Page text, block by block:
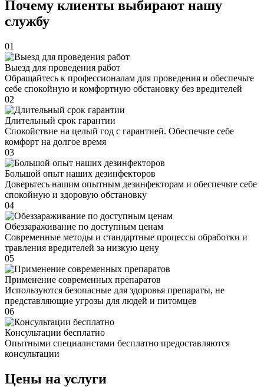
Почему клиенты выбирают нашу
службу
01
Выезд для проведения работ
Обращайтесь к профессионалам для проведения и обеспечьте
себе спокойную и комфортную обстановку без вредителей
02
Длительный срок гарантии
Спокойствие на целый год с гарантией. Обеспечьте себе
комфорт на долгое время
03
Большой опыт наших дезинфекторов
Доверьтесь нашим опытным дезинфекторам и обеспечьте себе
спокойную и здоровую обстановку
04
Обеззараживание по доступным ценам
Современные методы и стандартные процессы обработки и
травления вредителей за низкую цену
05
Применение современных препаратов
Используются безопасные для здоровья препараты, не
представляющие угрозы для людей и питомцев
06
Консультации бесплатно
Опытными специалистами бесплатно предоставляются
консультации
Цены на услуги